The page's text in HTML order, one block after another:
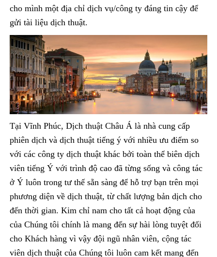
cho mình một địa chỉ dịch vụ/công ty đáng tin cậy để
gửi tài liệu dịch thuật.
Tại Vĩnh Phúc, Dịch thuật Châu Á là nhà cung cấp
phiên dịch và dịch thuật tiếng ý với nhiều ưu điểm so
với các công ty dịch thuật khác bởi toàn thể biên dịch
viên tiếng Ý với trình độ cao đã từng sống và công tác
ở Ý luôn trong tư thế sẵn sàng để hỗ trợ bạn trên mọi
phương diện về dịch thuật, từ chất lượng bản dịch cho
đến thời gian. Kim chỉ nam cho tất cả hoạt động của
của Chúng tôi chính là mang đến sự hài lòng tuyệt đối
cho Khách hàng vì vậy đội ngũ nhân viên, cộng tác
viên dịch thuật của Chúng tôi luôn cam kết mang đến